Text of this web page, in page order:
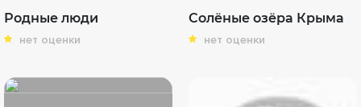
Родные люди
нет оценки
Солёные озёра Крыма
нет оценки